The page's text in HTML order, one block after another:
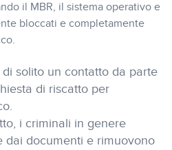
il MBR, il sistema operativo e
bloccati e completamente
solito un contatto da parte
di riscatto per
i criminali in genere
dai documenti e rimuovono